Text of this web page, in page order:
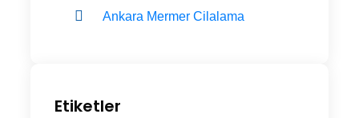
Ankara Mermer Cilalama
Etiketler